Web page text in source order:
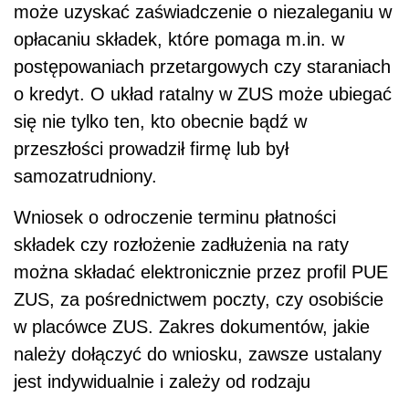
może uzyskać zaświadczenie o niezaleganiu w
opłacaniu składek, które pomaga m.in. w
postępowaniach przetargowych czy staraniach
o kredyt. O układ ratalny w ZUS może ubiegać
się nie tylko ten, kto obecnie bądź w
przeszłości prowadził firmę lub był
samozatrudniony.
Wniosek o odroczenie terminu płatności
składek czy rozłożenie zadłużenia na raty
można składać elektronicznie przez profil PUE
ZUS, za pośrednictwem poczty, czy osobiście
w placówce ZUS. Zakres dokumentów, jakie
należy dołączyć do wniosku, zawsze ustalany
jest indywidualnie i zależy od rodzaju